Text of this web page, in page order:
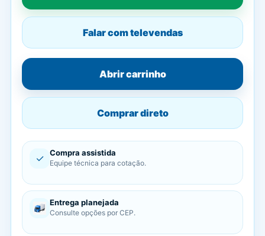
Falar com televendas
Abrir carrinho
Comprar direto
✓ Compra assistida
Equipe técnica para cotação.
Entrega planejada
Consulte opções por CEP.